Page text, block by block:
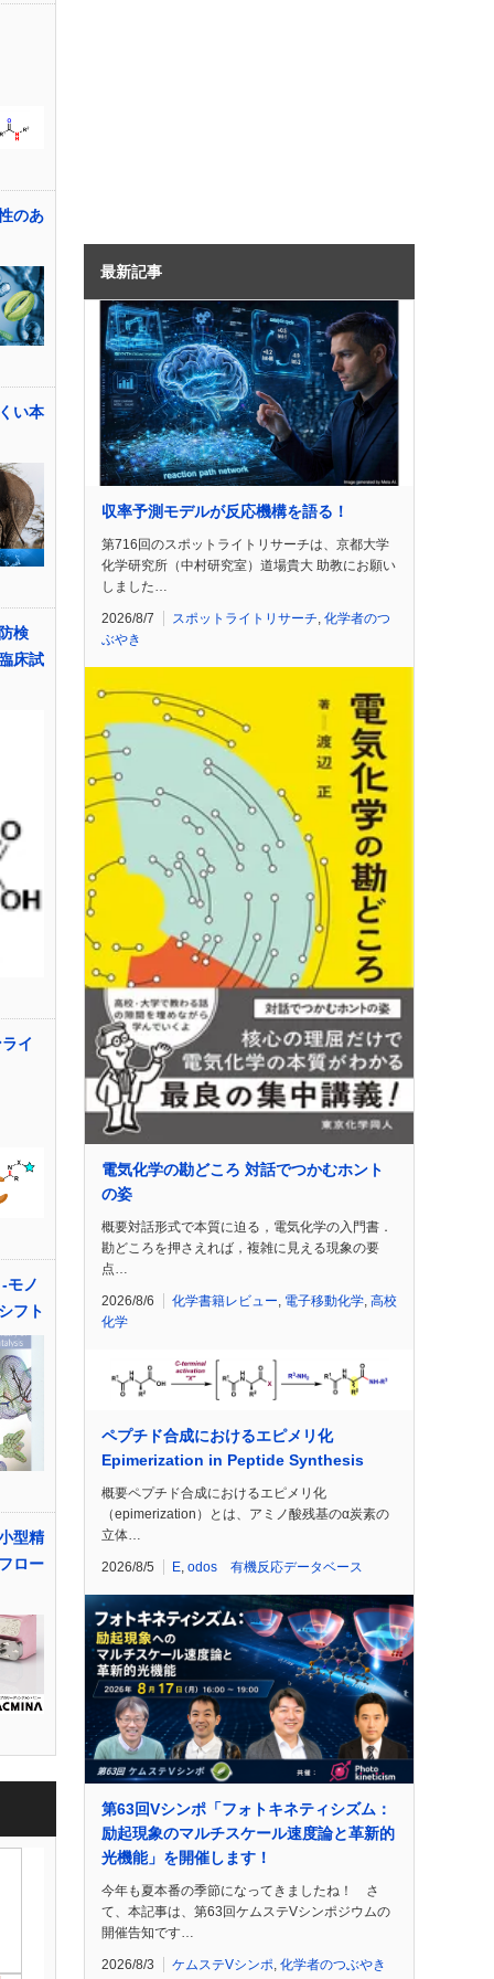
のあ
い本
検
床試
イ
モノ
フト
型精
ロー
最新記事
収率予測モデルが反応機構を語る！
第716回のスポットライトリサーチは、京都大学
化学研究所（中村研究室）道場貴大 助教にお願い
しました…
2026/8/7 スポットライトリサーチ 化学者のつ
ぶやき
電気化学の勘どころ 対話でつかむホント
の姿
概要対話形式で本質に迫る，電気化学の入門書．
勘どころを押さえれば，複雑に見える現象の要
点…
2026/8/6 化学書籍レビュー 電子移動化学 高校
化学
ペプチド合成におけるエピメリ化
Epimerization in Peptide Synthesis
概要ペプチド合成におけるエピメリ化
（epimerization）とは、アミノ酸残基のα炭素の
立体…
2026/8/5 E odos 有機反応データベース
第63回Vシンポ「フォトキネティシズム：
励起現象のマルチスケール速度論と革新的
光機能」を開催します！
今年も夏本番の季節になってきましたね！ さ
て、本記事は、第63回ケムステVシンポジウムの
開催告知です…
2026/8/3 ケムステVシンポ, 化学者のつぶやき